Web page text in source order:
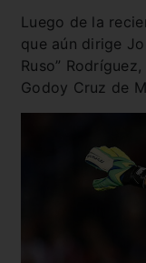
Luego de la
que aún dirige
Ruso”
Godoy Cruz de